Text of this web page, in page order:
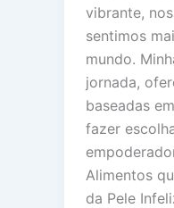
vibrante,
sentimos
mundo.
jornada,
baseadas
fazer
Alimentos
da Pele